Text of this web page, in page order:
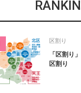
区割り
「区割り
区割り